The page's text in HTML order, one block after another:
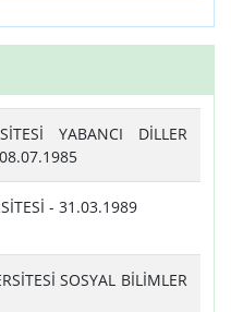
YABANCI DİLLER
- 31.03.1989
SOSYAL BİLİMLER